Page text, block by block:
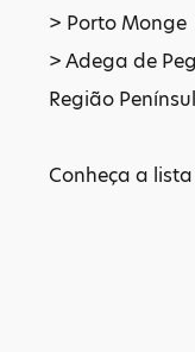
> Porto
> Adega de
Região
Conheça a